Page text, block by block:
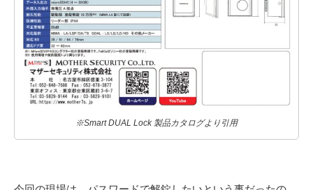
※Smart DUAL Lock 製品カタログより引用